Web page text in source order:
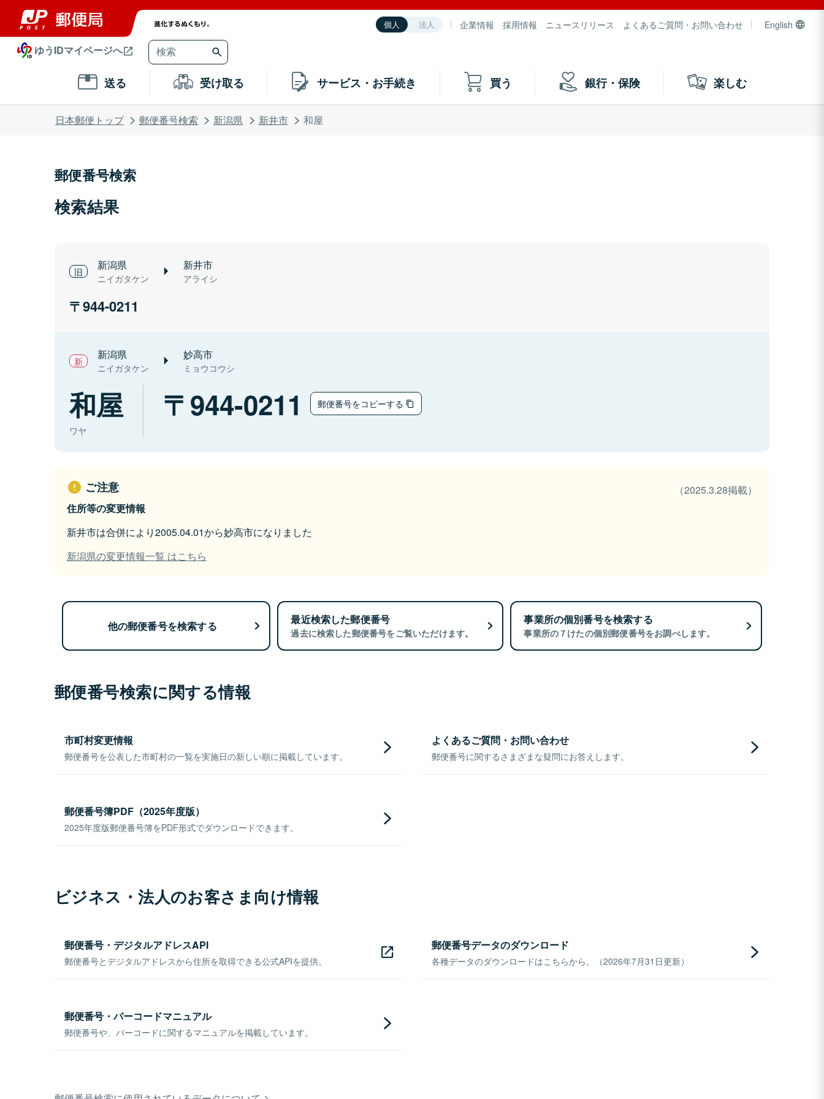
個人 法人 企業情報 採用情報 ニュースリリース よくあるご質問・お問い合わせ English
ゆうIDマイページへ
送る 受け取る サービス・お手続き 買う 銀行・保険 楽しむ
日本郵便トップ 郵便番号検索 新潟県 新井市 和屋
郵便番号検索
検索結果
新潟県
ニイガタケン
新井市
アライシ
944-0211
新潟県
ニイガタケン
妙高市
ミョウコウシ
和屋
ワヤ
944-0211 郵便番号をコピーする
ご注意
（2025.3.28掲載）
住所等の変更情報
新井市は合併により2005.04.01から妙高市になりました
新潟県の変更情報一覧 はこちら
他の郵便番号を検索する 最近検索した郵便番号
過去に検索した郵便番号をご覧いただけます。
事業所の個別番号を検索する
事業所の７けたの個別郵便番号をお調べします。
郵便番号検索に関する情報
市町村変更情報
郵便番号を公表した市町村の一覧を実施日の新しい順に掲載しています。
よくあるご質問・お問い合わせ
郵便番号に関するさまざまな疑問にお答えします。
郵便番号簿PDF（2025年度版）
2025年度版郵便番号簿をPDF形式でダウンロードできます。
ビジネス・法人のお客さま向け情報
郵便番号・デジタルアドレスAPI
郵便番号とデジタルアドレスから住所を取得できる公式APIを提供。
郵便番号データのダウンロード
各種データのダウンロードはこちらから。（2026年7月31日更新）
郵便番号・バーコードマニュアル
郵便番号や、バーコードに関するマニュアルを掲載しています。